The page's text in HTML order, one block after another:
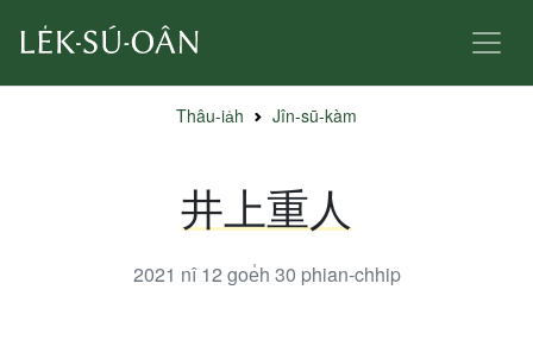
Thâu-ia̍h Jîn-sū-kàm
井上重人
2021 nî 12 goe̍h 30 phian-chhip